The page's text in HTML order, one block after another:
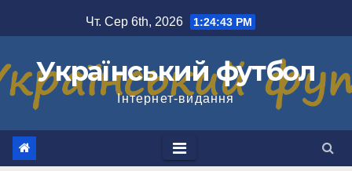
до
Чт. Сер 6th, 2026 1:24:44 PM
Український футбол
Інтернет-видання